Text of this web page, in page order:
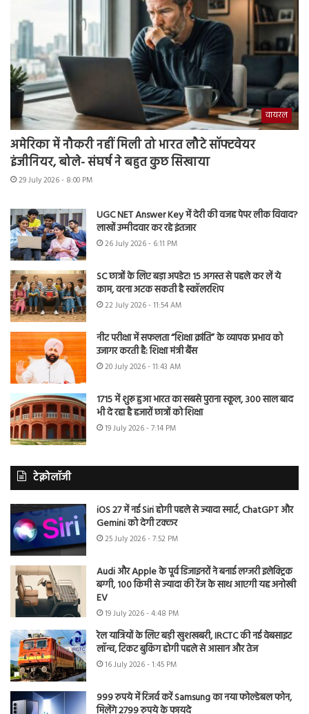
वायरल
अमेरिका में नौकरी नहीं मिली तो भारत लौटे सॉफ्टवेयर
इंजीनियर, बोले- संघर्ष ने बहुत कुछ सिखाया
29 July 2026 - 8:00 PM
UGC NET Answer Key में देरी की वजह पेपर लीक विवाद?
लाखों उम्मीदवार कर रहे इंतजार
26 July 2026 - 6:11 PM
SC छात्रों के लिए बड़ा अपडेट! 15 अगस्त से पहले कर लें ये
काम, वरना अटक सकती है स्कॉलरशिप
22 July 2026 - 11:54 AM
नीट परीक्षा में सफलता “शिक्षा क्रांति” के व्यापक प्रभाव को
उजागर करती है: शिक्षा मंत्री बैंस
20 July 2026 - 11:43 AM
1715 में शुरू हुआ भारत का सबसे पुराना स्कूल, 300 साल बाद
भी दे रहा है हजारों छात्रों को शिक्षा
19 July 2026 - 7:14 PM
टेक्नोलॉजी
iOS 27 में नई Siri होगी पहले से ज्यादा स्मार्ट, ChatGPT और
Gemini को देगी टक्कर
25 July 2026 - 7:52 PM
Audi और Apple के पूर्व डिजाइनरों ने बनाई लग्जरी इलेक्ट्रिक
बग्गी, 100 किमी से ज्यादा की रेंज के साथ आएगी यह अनोखी
EV
19 July 2026 - 4:48 PM
रेल यात्रियों के लिए बड़ी खुशखबरी, IRCTC की नई वेबसाइट
लॉन्च, टिकट बुकिंग होगी पहले से आसान और तेज
16 July 2026 - 1:45 PM
999 रुपये में रिजर्व करें Samsung का नया फोल्डेबल फोन,